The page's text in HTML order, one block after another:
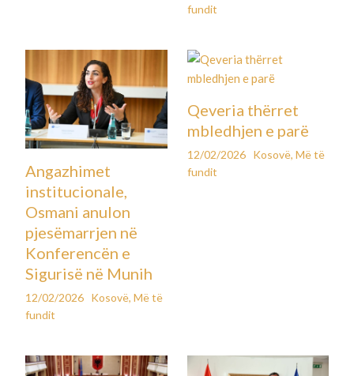
fundit
Angazhimet
institucionale,
Osmani anulon
pjesëmarrjen në
Konferencën e
Sigurisë në Munih
12/02/2026 Kosovë,Më të
fundit
Qeveria thërret
mbledhjen e parë
12/02/2026 Kosovë, Më të
fundit